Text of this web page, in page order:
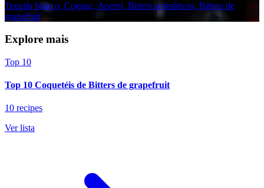
Tequila blanco, Cognac, Aperol, Bitters aromáticos, Bitters de
grapefruit
Explore mais
Top 10
Top 10 Coquetéis de Bitters de grapefruit
10 recipes
Ver lista